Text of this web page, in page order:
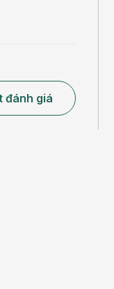
đánh giá